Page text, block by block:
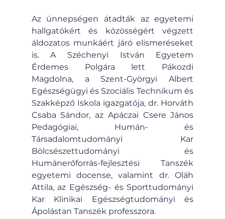
Az ünnepségen átadták az egyetemi
hallgatókért és közösségért végzett
áldozatos munkáért járó elismeréseket
is. A Széchenyi István Egyetem
Érdemes Polgára lett Pákozdi
Magdolna, a Szent-Györgyi Albert
Egészségügyi és Szociális Technikum és
Szakképző Iskola igazgatója, dr. Horváth
Csaba Sándor, az Apáczai Csere János
Pedagógiai, Humán- és
Társadalomtudományi Kar
Bölcsészettudományi és
Humánerőforrás-fejlesztési Tanszék
egyetemi docense, valamint dr. Oláh
Attila, az Egészség- és Sporttudományi
Kar Klinikai Egészségtudományi és
Ápolástan Tanszék professzora.